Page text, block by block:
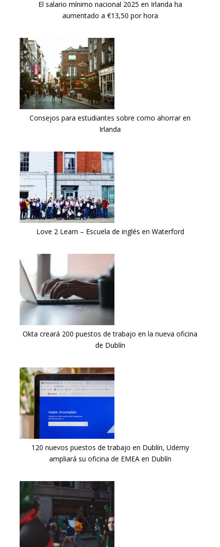
El salario mínimo nacional 2025 en Irlanda ha
aumentado a €13,50 por hora
Consejos para estudiantes sobre como ahorrar en
Irlanda
Love 2 Learn – Escuela de inglés en Waterford
Okta creará 200 puestos de trabajo en la nueva oficina
de Dublín
120 nuevos puestos de trabajo en Dublín, Udemy
ampliará su oficina de EMEA en Dublín